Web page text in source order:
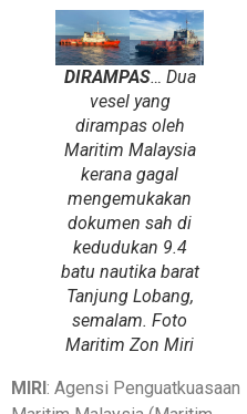
DIRAMPAS… Dua
vesel yang
dirampas oleh
Maritim Malaysia
kerana gagal
mengemukakan
dokumen sah di
kedudukan 9.4
batu nautika barat
Tanjung Lobang,
semalam. Foto
Maritim Zon Miri
MIRI : Agensi Penguatkuasaan